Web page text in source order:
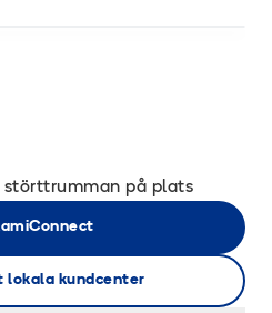
på plats
lokala kundcenter